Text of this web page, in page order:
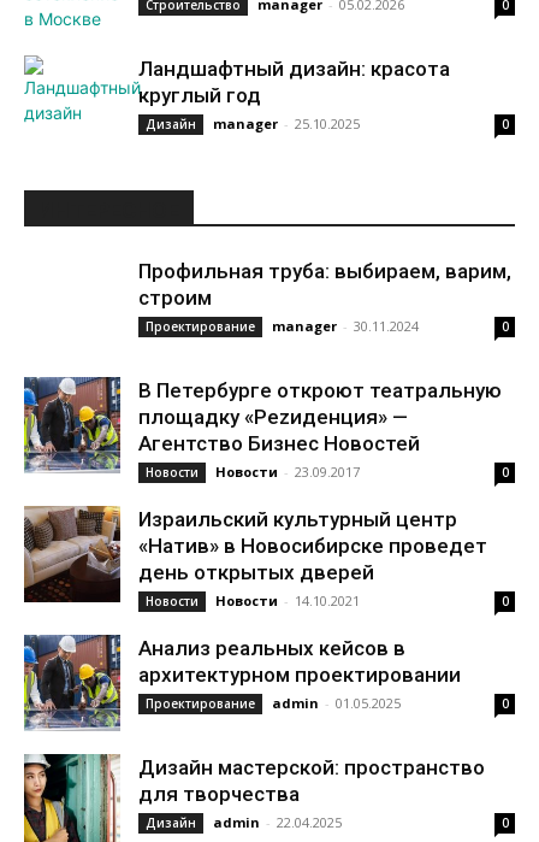
Строительство manager - 05.02.2026 0
Ландшафтный дизайн: красота
круглый год
Дизайн manager - 25.10.2025 0
Профильная труба: выбираем, варим,
строим
Проектирование manager - 30.11.2024 0
В Петербурге откроют театральную
площадку «Реzиденция» —
Агентство Бизнес Новостей
Новости Новости - 23.09.2017 0
Израильский культурный центр
«Натив» в Новосибирске проведет
день открытых дверей
Новости Новости - 14.10.2021 0
Анализ реальных кейсов в
архитектурном проектировании
Проектирование admin - 01.05.2025 0
Дизайн мастерской: пространство
для творчества
Дизайн admin - 22.04.2025 0